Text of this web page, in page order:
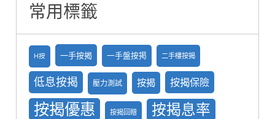
常用標籤
H按 一手按揭 一手盤按掲 二手樓按揭
低息按揭 壓力測試 按揭 按揭保險
按揭優惠 按揭回贈 按揭息率